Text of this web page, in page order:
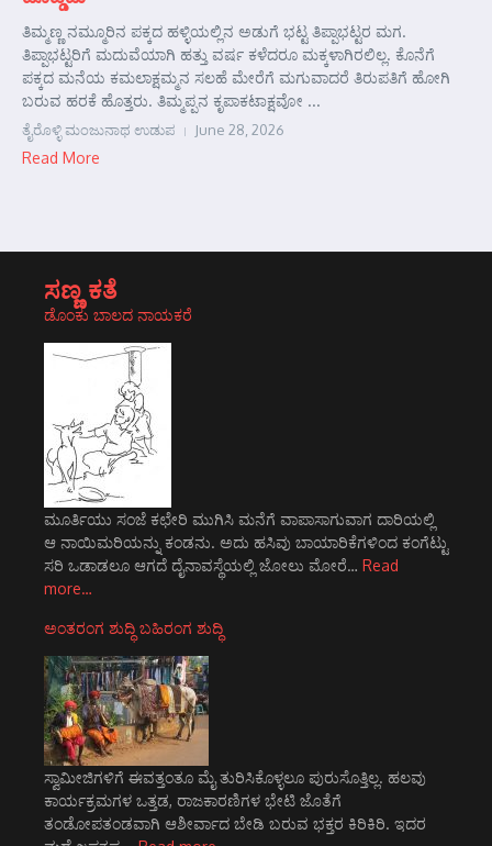
ತಿಮ್ಮಣ್ಣ ನಮ್ಮೂರಿನ ಪಕ್ಕದ ಹಳ್ಳಿಯಲ್ಲಿನ ಅಡುಗೆ ಭಟ್ಟ ತಿಪ್ಪಾಭಟ್ಟರ ಮಗ.
ತಿಪ್ಪಾಭಟ್ಟರಿಗೆ ಮದುವೆಯಾಗಿ ಹತ್ತು ವರ್ಷ ಕಳೆದರೂ ಮಕ್ಕಳಾಗಿರಲಿಲ್ಲ. ಕೊನೆಗೆ
ಪಕ್ಕದ ಮನೆಯ ಕಮಲಾಕ್ಷಮ್ಮನ ಸಲಹೆ ಮೇರೆಗೆ ಮಗುವಾದರೆ ತಿರುಪತಿಗೆ ಹೋಗಿ
ಬರುವ ಹರಕೆ ಹೊತ್ತರು. ತಿಮ್ಮಪ್ಪನ ಕೃಪಾಕಟಾಕ್ಷವೋ ...
ತೈರೊಳ್ಳಿ ಮಂಜುನಾಥ ಉಡುಪ June 28, 2026
Read More
ಸಣ್ಣ ಕತೆ
ಡೊಂಕು ಬಾಲದ ನಾಯಕರೆ
ಮೂರ್ತಿಯು ಸಂಜೆ ಕಛೇರಿ ಮುಗಿಸಿ ಮನೆಗೆ ವಾಪಾಸಾಗುವಾಗ ದಾರಿಯಲ್ಲಿ
ಆ ನಾಯಿಮರಿಯನ್ನು ಕಂಡನು. ಅದು ಹಸಿವು ಬಾಯಾರಿಕೆಗಳಿಂದ ಕಂಗೆಟ್ಟು
ಸರಿ ಒಡಾಡಲೂ ಆಗದೆ ದೈನಾವಸ್ಥೆಯಲ್ಲಿ ಜೋಲು ಮೋರೆ… Read
more…
ಅಂತರಂಗ ಶುದ್ಧಿ ಬಹಿರಂಗ ಶುದ್ಧಿ
ಸ್ವಾಮೀಜಿಗಳಿಗೆ ಈವತ್ತಂತೂ ಮೈ ತುರಿಸಿಕೊಳ್ಳಲೂ ಪುರುಸೊತ್ತಿಲ್ಲ. ಹಲವು
ಕಾರ್ಯಕ್ರಮಗಳ ಒತ್ತಡ, ರಾಜಕಾರಣಿಗಳ ಭೇಟಿ ಜೊತೆಗೆ
ತಂಡೋಪತಂಡವಾಗಿ ಆಶೀರ್ವಾದ ಬೇಡಿ ಬರುವ ಭಕ್ತರ ಕಿರಿಕಿರಿ. ಇದರ